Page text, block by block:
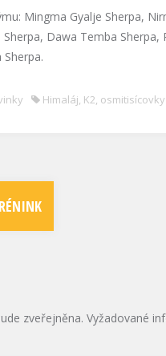
Mingma Gyalje Sherpa,
Dawa Temba
Himaláj, K2, osmitisícovky
zveřejněna. Vyžadované